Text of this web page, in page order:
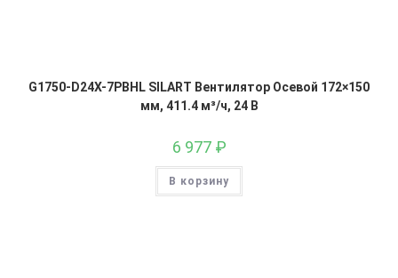
G1750-D24X-7PBHL SILART Вентилятор Осевой 172×150
мм, 411.4 м³/ч, 24 В
6 977 ₽
В корзину